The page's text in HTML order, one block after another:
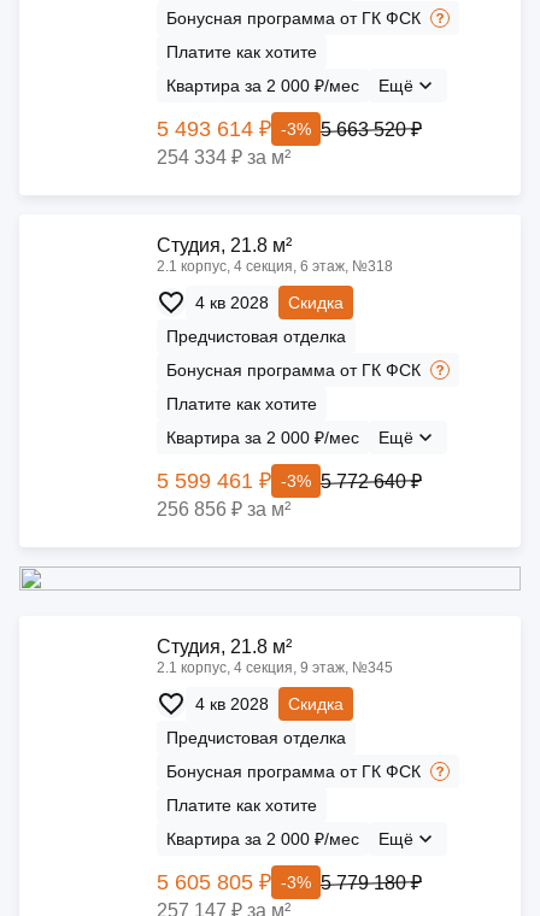
Бонусная программа от ГК ФСК
Платите как хотите
Квартира за 2 000 ₽/мес
Ещё
5 493 614 ₽ -3% 5 663 520 ₽
254 334 ₽ за м²
Cтудия, 21.8 м²
2.1 корпус, 4 секция, 6 этаж, №318
4 кв 2028
Скидка
Предчистовая отделка
Бонусная программа от ГК ФСК
Платите как хотите
Квартира за 2 000 ₽/мес
Ещё
5 599 461 ₽ -3% 5 772 640 ₽
256 856 ₽ за м²
Cтудия, 21.8 м²
2.1 корпус, 4 секция, 9 этаж, №345
4 кв 2028
Скидка
Предчистовая отделка
Бонусная программа от ГК ФСК
Платите как хотите
Квартира за 2 000 ₽/мес
Ещё
5 605 805 ₽ -3% 5 779 180 ₽
257 147 ₽ за м²